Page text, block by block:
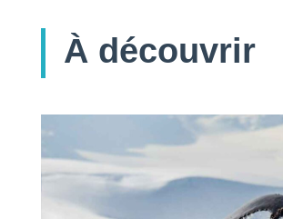
À découvrir